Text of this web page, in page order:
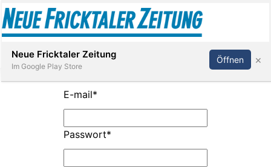
Abonnieren Anmelden
E-mail*
Passwort*
Neue Fricktaler Zeitung
Im Google Play Store
Öffnen ×